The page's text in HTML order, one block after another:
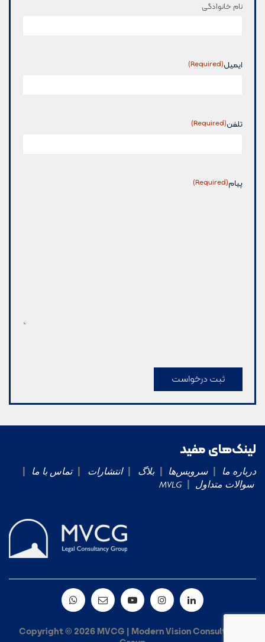
اسم(Required)
نام خانوادگی
ایمیل(Required)
تلفن(Required)
پیام(Required)
لینک‌های مفید
درباره ما |سرویس‌ها |بلاگ |انتشارات |تماس با ما
سوالات متداول |
MVLG
Copyright © 2026 MVCG | Modern Vision Consultancy